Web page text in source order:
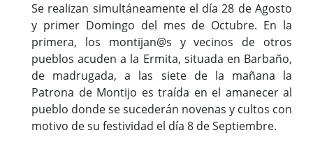
Se realizan simultáneamente el día 28 de Agosto
y primer Domingo del mes de Octubre. En la
primera, los montijan@s y vecinos de otros
pueblos acuden a la Ermita, situada en Barbaño,
de madrugada, a las siete de la mañana la
Patrona de Montijo es traída en el amanecer al
pueblo donde se sucederán novenas y cultos con
motivo de su festividad el día 8 de Septiembre.